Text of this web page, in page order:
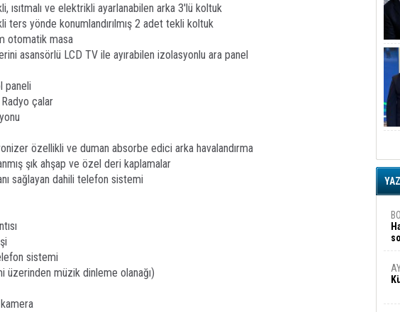
ısıtmalı ve elektrikli ayarlanabilen arka 3'lü koltuk
ters yönde konumlandırılmış 2 adet tekli koltuk
otomatik masa
asansörlü LCD TV ile ayırabilen izolasyonlu ara panel
paneli
çalar
özellikli ve duman absorbe edici arka havalandırma
şık ahşap ve özel deri kaplamalar
sağlayan dahili telefon sistemi
sistemi
üzerinden müzik dinleme olanağı)